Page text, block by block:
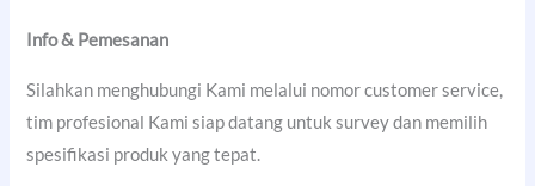
Info & Pemesanan
Silahkan menghubungi Kami melalui nomor customer service,
tim profesional Kami siap datang untuk survey dan memilih
spesifikasi produk yang tepat.